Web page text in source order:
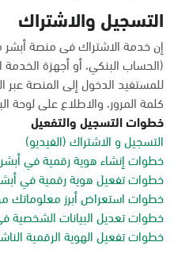
التسجيل والاشتراك
إن خدمة الاشتراك فى منصة أبشر
(الحساب البنكي، أو أجهزة
للمستفيد الدخول إلى المنصة عبر
كلمة المرور، والاطلاع على لوحة
خطوات التسجيل والتفعيل
التسجيل و الاشتراك (الفيديو)
خطوات إنشاء هوية رقمية في أبشر
خطوات تفعيل هوية رقمية في
خطوات استعراض أبرز معلوماتك
خطوات تعديل البيانات الشخصية
خطوات تفعيل الهوية الرقمية